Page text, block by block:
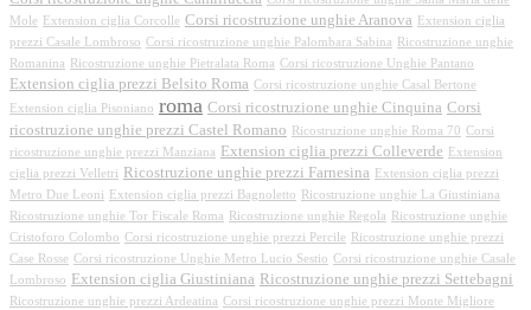
Mole
Extension ciglia Corcolle Corsi ricostruzione unghie Aranova
Extension ciglia
prezzi Casale Lombroso Corsi ricostruzione unghie Palombara Sabina
Ricostruzione unghie
Romanina
Ricostruzione unghie Pietralata Roma Corsi ricostruzione Unghie Pantano
Extension ciglia prezzi Belsito Roma Corsi ricostruzione unghie Casal Bertone
Extension ciglia Pisoniano roma Corsi ricostruzione unghie Cinquina Corsi
ricostruzione unghie prezzi Castel Romano
Ricostruzione unghie Roma 70 Corsi
ricostruzione unghie prezzi Manziana
Extension ciglia prezzi Colleverde
Extension
ciglia prezzi Velletri
Ricostruzione unghie prezzi Farnesina
Extension ciglia prezzi
Metro Due Leoni
Extension ciglia prezzi Bagnoletto
Ricostruzione unghie La Giustiniana
Ricostruzione unghie Tor Fiscale Roma
Ricostruzione unghie Regola
Ricostruzione unghie
Cristoforo Colombo Corsi ricostruzione unghie prezzi Percile
Ricostruzione unghie prezzi
Case Rosse Corsi ricostruzione Unghie Metro Lucio Sestio Corsi ricostruzione unghie Casale
Lombroso
Extension ciglia Giustiniana Ricostruzione unghie prezzi Settebagni
Ricostruzione unghie prezzi Ardeatina Corsi ricostruzione unghie prezzi Monte Migliore